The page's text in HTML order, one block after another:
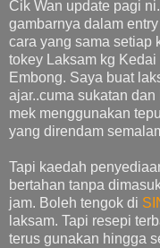
Cik Wan update pagi
gambarnya dalam
cara yang sama setiap
tokey Laksam kg
Embong. Saya buat
ajar..cuma sukatan
mek menggunakan
yang direndam
Tapi kaedah
bertahan tanpa
jam. Boleh tengok di
laksam. Tapi resepi
terus gunakan hingga